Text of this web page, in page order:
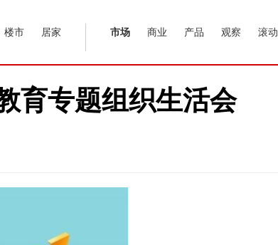
楼市 居家 市场 商业 产品 观察 滚动
育专题组织生活会